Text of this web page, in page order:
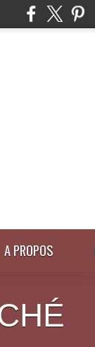
A PROPOS